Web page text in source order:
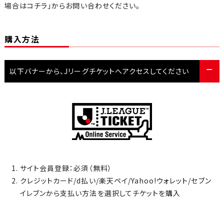
場合はコチラ」からお問い合わせください。
購入方法
以下バナーから、Jリーグチケットへアクセスしてください
サイト会員登録：必須（無料）
クレジットカード/d払い/楽天ペイ/Yahoo!ウォレット/セブン
イレブンから支払い方法を選択してチケットを購入